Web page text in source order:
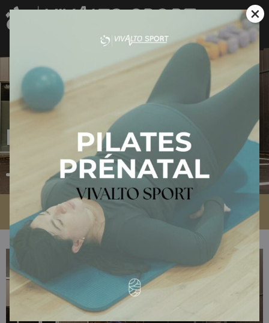
Blog
Accueil» Actualités Vivalto Sport Qu’est-ce que Vivalto Sport ?
×